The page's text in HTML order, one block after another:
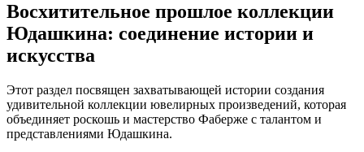
Восхитительное прошлое коллекции
Юдашкина: соединение истории и
искусства
Этот раздел посвящен захватывающей истории создания
удивительной коллекции ювелирных произведений, которая
объединяет роскошь и мастерство Фаберже с талантом и
представлениями Юдашкина.